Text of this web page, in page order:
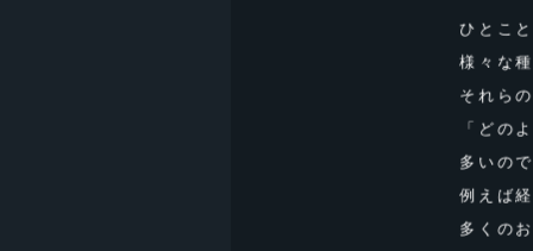
ひとこ
様々な
それら
「どの
多いの
例えば
多くの